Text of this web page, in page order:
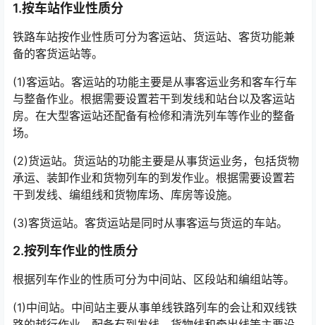
1.按车站作业性质分
铁路车站按作业性质可分为客运站、货运站、客货功能兼
备的客货运站等。
(1)客运站。客运站的功能主要是从事客运业务和客车行车
与整备作业。根据需要设置若干到发线和站台以及客运站
房。在大型客运站还配备有检修和清洗列车等作业的整备
场。
(2)货运站。货运站的功能主要是从事货运业务，包括货物
承运、装卸作业和货物列车的到发作业。根据需要设置若
干到发线、编组线和货物库场、库房等设施。
(3)客货运站。客货运站是同时从事客运与货运的车站。
2.按列车作业的性质分
根据列车作业的性质可分为中间站、区段站和编组站等。
(1)中间站。中间站主要从事单线铁路列车的会让和双线铁